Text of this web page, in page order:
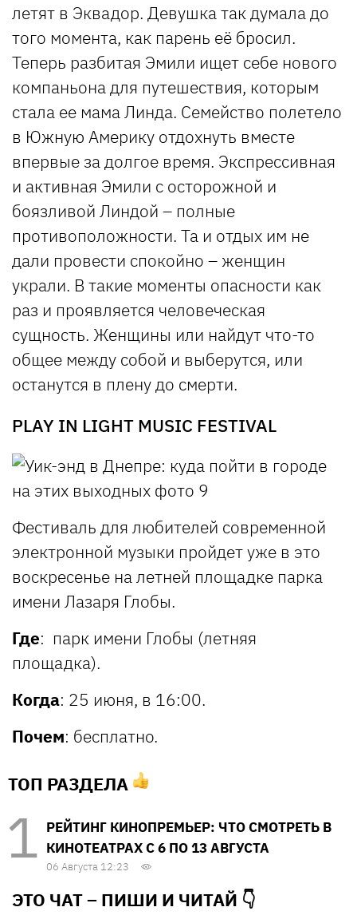
летят в Эквадор. Девушка так думала до
того момента, как парень её бросил.
Теперь разбитая Эмили ищет себе нового
компаньона для путешествия, которым
стала ее мама Линда. Семейство полетело
в Южную Америку отдохнуть вместе
впервые за долгое время. Экспрессивная
и активная Эмили с осторожной и
боязливой Линдой – полные
противоположности. Та и отдых им не
дали провести спокойно – женщин
украли. В такие моменты опасности как
раз и проявляется человеческая
сущность. Женщины или найдут что-то
общее между собой и выберутся, или
останутся в плену до смерти.
PLAY IN LIGHT MUSIC FESTIVAL
Фестиваль для любителей современной
электронной музыки пройдет уже в это
воскресенье на летней площадке парка
имени Лазаря Глобы.
Где: парк имени Глобы (летняя
площадка).
Когда: 25 июня, в 16:00.
Почем: бесплатно.
ТОП РАЗДЕЛА
РЕЙТИНГ КИНОПРЕМЬЕР: ЧТО СМОТРЕТЬ В
КИНОТЕАТРАХ С 6 ПО 13 АВГУСТА
06 Августа 12:23
ЭТО ЧАТ – ПИШИ И ЧИТАЙ 👇